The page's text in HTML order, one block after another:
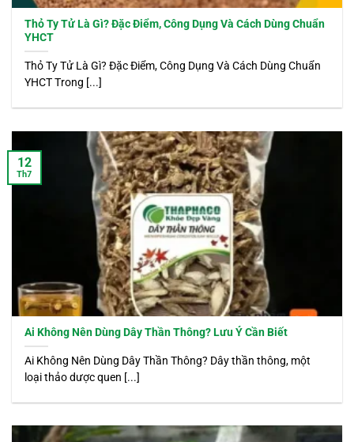
Thỏ Ty Tử Là Gì? Đặc Điểm, Công Dụng Và Cách Dùng Chuẩn
YHCT
Thỏ Ty Tử Là Gì? Đặc Điểm, Công Dụng Và Cách Dùng Chuẩn
YHCT Trong [...]
Ai Không Nên Dùng Dây Thần Thông? Lưu Ý Cần Biết
Ai Không Nên Dùng Dây Thần Thông? Dây thần thông, một
loại thảo dược quen [...]
12
Th7